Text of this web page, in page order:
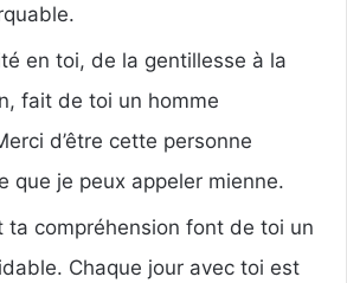
en toi, de la gentillesse à la
fait de toi un homme
d’être cette personne
que je peux appeler mienne.
ta compréhension font de toi un
Chaque jour avec toi est